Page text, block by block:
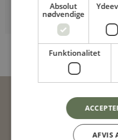
T-forbinder, Ø27
kr.44,00
KUNDESERVICE
Absolut
nødvendige
Funktionalitet
AFVIS